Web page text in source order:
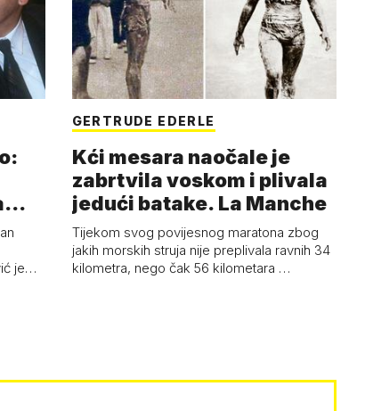
je…
GERTRUDE EDERLE
Kći mesara naočale je
zabrtvila voskom i plivala
jedući batake. La Manche
Tijekom svog povijesnog maratona zbog
jakih morskih struja nije preplivala ravnih 34
kilometra, nego čak 56 kilometara …